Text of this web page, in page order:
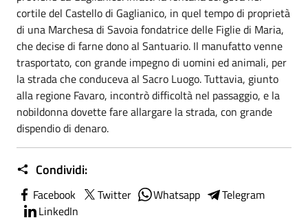
cortile del Castello di Gaglianico, in quel tempo di proprietà
di una Marchesa di Savoia fondatrice delle Figlie di Maria,
che decise di farne dono al Santuario. Il manufatto venne
trasportato, con grande impegno di uomini ed animali, per
la strada che conduceva al Sacro Luogo. Tuttavia, giunto
alla regione Favaro, incontrò difficoltà nel passaggio, e la
nobildonna dovette fare allargare la strada, con grande
dispendio di denaro.
Condividi:
Facebook Twitter Whatsapp
Telegram
LinkedIn